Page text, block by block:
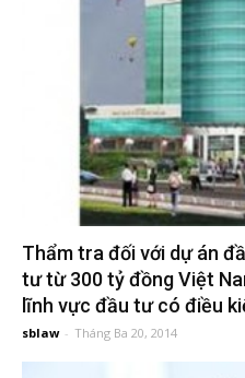
Thẩm tra đối với dự án
tư từ 300 tỷ đồng Việt
lĩnh vực đầu tư có điều
sblaw - Tháng Ba 20, 2014